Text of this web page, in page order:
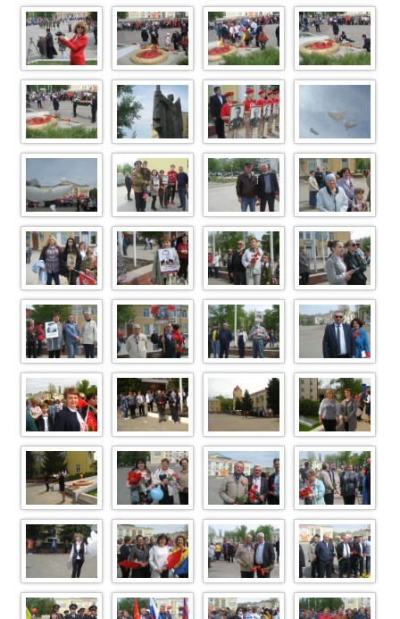
IMG 7071 IMG 7067 IMG 7049 IMG 7036
IMG 7034 IMG 7023 IMG 7019 IMG 7017
IMG 7016 IMG 7011 IMG 6995 IMG 6991
IMG 6990 IMG 6983 IMG 6979 IMG 6977
IMG 6975 IMG 6973 IMG 6969 IMG 6968
IMG 6966 IMG 6963 IMG 6961 IMG 6957
IMG 6954 IMG 6949 IMG 6951 IMG 6948
IMG 6944 IMG 6937 IMG 6933 IMG 6930
IMG 6928 IMG 6925 IMG 6922 IMG 6917